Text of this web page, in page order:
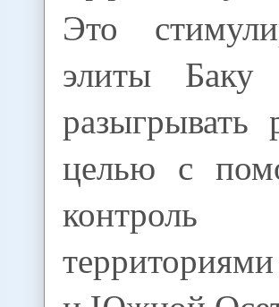
Это
элиты
разыгрывать
целью с
контроль